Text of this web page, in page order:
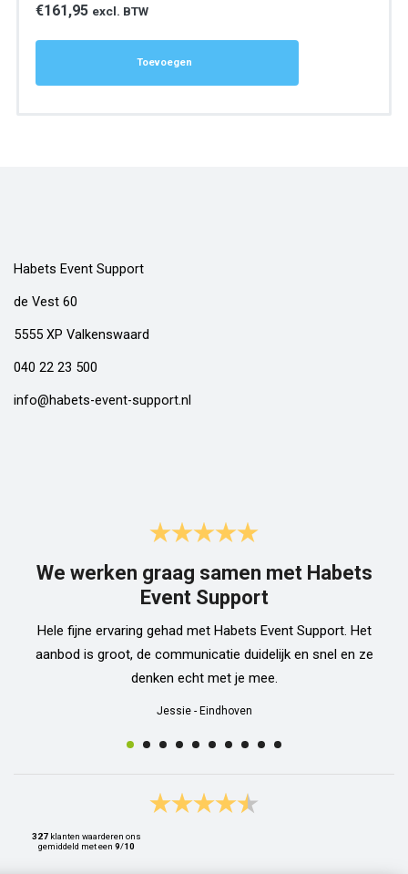
€161,95 excl. BTW
Toevoegen
Habets Event Support
de Vest 60
5555 XP Valkenswaard
040 22 23 500
info@habets-event-support.nl
We werken graag samen met Habets
Event Support
Hele fijne ervaring gehad met Habets Event Support. Het
aanbod is groot, de communicatie duidelijk en snel en ze
denken echt met je mee.
Jessie - Eindhoven
327 klanten waarderen ons
gemiddeld met een 9/10